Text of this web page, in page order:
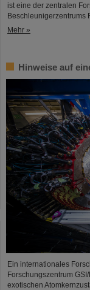
ist eine der zentralen
Beschleunigerzentrums
Mehr »
Hinweise auf
Ein internationales
Forschungszentrum
exotischen